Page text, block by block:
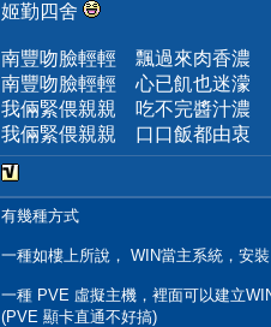
姬勤四舍
南豐吻臉輕輕 飄過來肉香濃
南豐吻臉輕輕 心已飢也迷濛
我倆緊偎親親 吃不完醬汁濃
我倆緊偎親親 口口飯都由衷
有幾種方式
一種如樓上所說， WIN當主系統，安
一種 PVE 虛擬主機，裡面可以建立
(PVE 顯卡直通不好搞)